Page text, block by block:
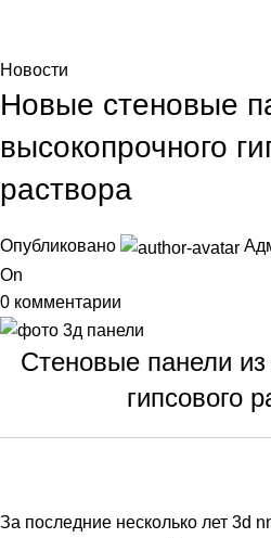
Новости
Новые стеновые
высокопрочного
раствора
Опубликовано
On
0 комментарии
Стеновые панели из
гипсового
За последние несколько лет 3d